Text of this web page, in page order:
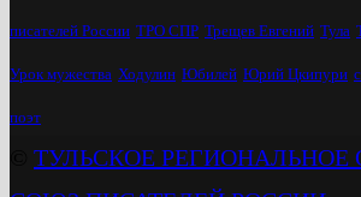
писателей России ТРО СПР Трещев Евгений Тула
Урок мужества Ходулин Юбилей Юрий Цкипури
поэт
ТУЛЬСКОЕ РЕГИОНАЛЬНОЕ